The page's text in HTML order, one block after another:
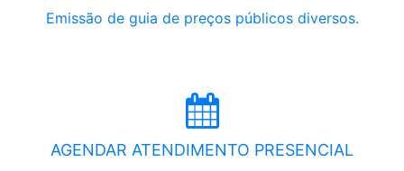
Emissão de guia de preços públicos diversos.
AGENDAR ATENDIMENTO PRESENCIAL